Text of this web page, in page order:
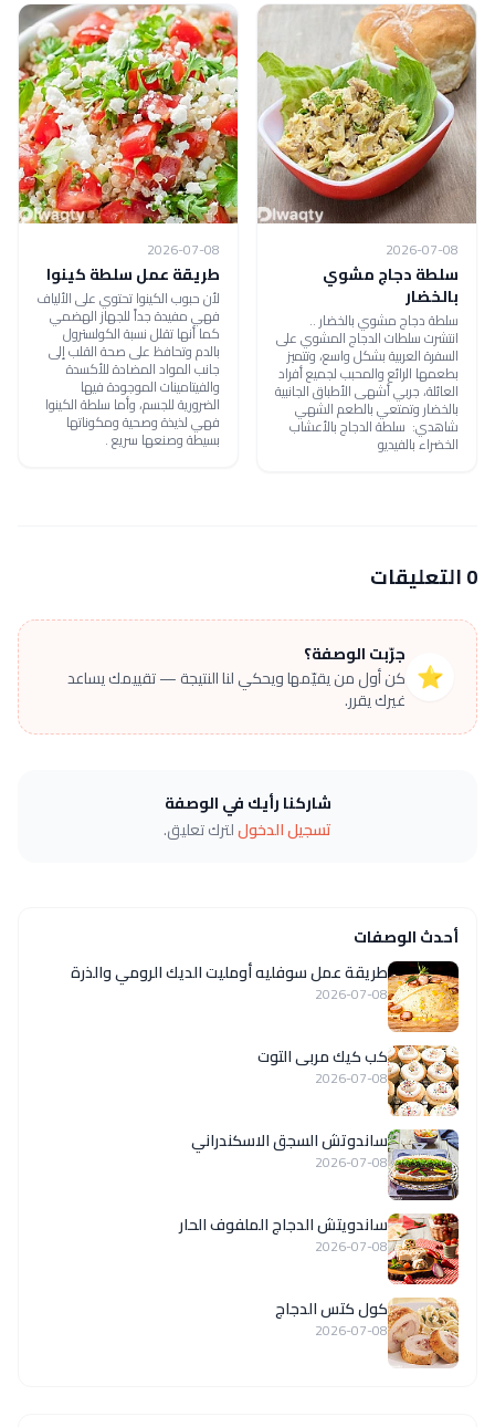
2026-07-08
سلطة دجاج مشوي
بالخضار
سلطة دجاج مشوي بالخضار ..
انتشرت سلطات الدجاج المشوي على
السفرة العربية بشكل واسع، وتتميز
بطعمها الرائع والمحبب لجميع أفراد
العائلة، جربي أشهى الأطباق الجانبية
بالخضار وتمتعي بالطعم الشهي
شاهدي: سلطة الدجاج بالأعشاب
الخضراء بالفيديو
2026-07-08
طريقة عمل سلطة كينوا
لأن حبوب الكينوا تحتوي على الألياف
فهي مفيدة جداً للجهاز الهضمي
كما أنها تقلل نسبة الكولسترول
بالدم وتحافظ على صحة القلب إلى
جانب المواد المضادة للأكسدة
والفيتامينات الموجودة فيها
الضرورية للجسم، وأما سلطة الكينوا
فهي لذيذة وصحية ومكوناتها
بسيطة وصنعها سريع .
0 التعليقات
⭐
جرّبت الوصفة؟
كن أول من يقيّمها ويحكي لنا النتيجة — تقييمك يساعد
غيرك يقرر.
شاركنا رأيك في الوصفة
تسجيل الدخوللترك تعليق.
أحدث الوصفات
طريقة عمل سوفليه أومليت الديك الرومي والذرة
2026-07-08
كب كيك مربى التوت
2026-07-08
ساندوتش السجق الاسكندراني
2026-07-08
ساندويتش الدجاج الملفوف الحار
2026-07-08
كول كتس الدجاج
2026-07-08